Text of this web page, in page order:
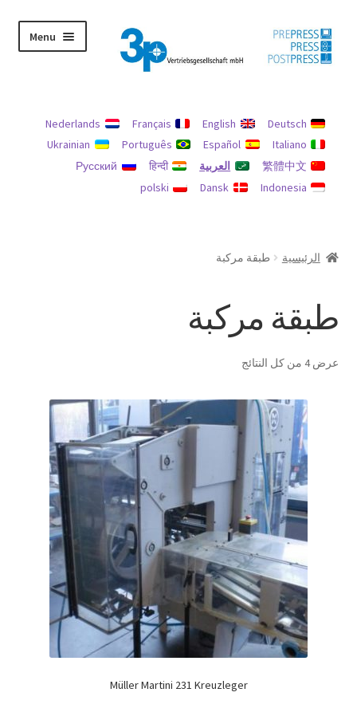
Skip
to
navigation
Skip
to
content
Menu
الآلات المستعملة
بصمة
يبحث
Deutsch
English
Français
Nederlands
Italiano
Español
Português
Ukrainian
繁體中文
العربية हिन्दी
Русский
Indonesia
Dansk
polski
الرئيسية طبقة مركبة
طبقة مركبة
عرض ⁦4⁩ من كل النتائج
Müller Martini 231 Kreuzleger